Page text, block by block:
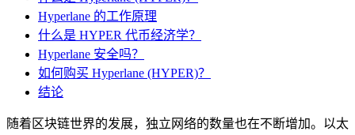
Hyperlane 的工作原理
什么是 HYPER 代币经济学？
Hyperlane 安全吗？
如何购买 Hyperlane (HYPER)？
结论
随着区块链世界的发展，独立网络的数量也在不断增加。以太